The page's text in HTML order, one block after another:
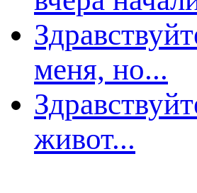
меня, но...
живот...